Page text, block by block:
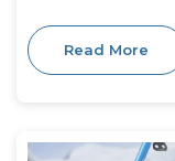
Read More